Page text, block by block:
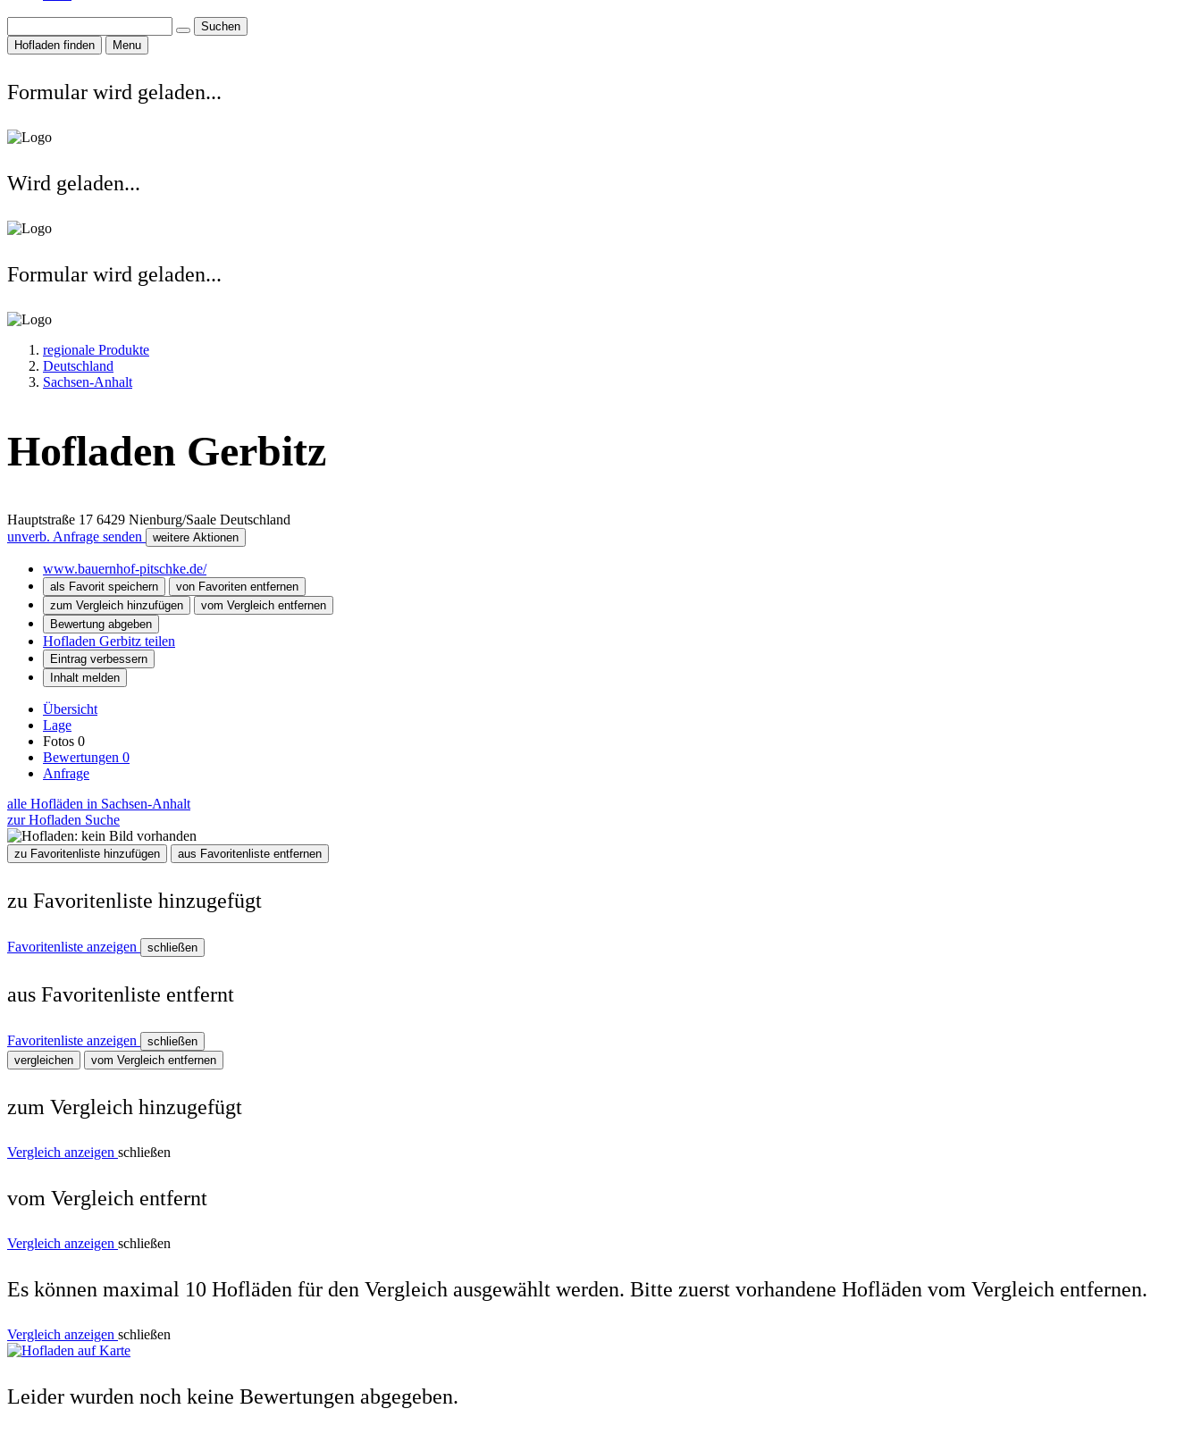
Suchen
Hofladen finden
Menu
Formular wird geladen...
Wird geladen...
Formular wird geladen...
regionale Produkte
Deutschland
Sachsen-Anhalt
Hofladen Gerbitz
Hauptstraße 17 6429 Nienburg/Saale Deutschland
unverb. Anfrage senden
weitere Aktionen
www.bauernhof-pitschke.de/
als Favorit speichern
von Favoriten entfernen
zum Vergleich hinzufügen
vom Vergleich entfernen
Bewertung abgeben
Hofladen Gerbitz teilen
Eintrag verbessern
Inhalt melden
Übersicht
Lage
Fotos 0
Bewertungen 0
Anfrage
alle Hofläden in Sachsen-Anhalt
zur Hofladen Suche
zu Favoritenliste hinzufügen aus Favoritenliste entfernen
zu Favoritenliste hinzugefügt
Favoritenliste anzeigen schließen
aus Favoritenliste entfernt
Favoritenliste anzeigen
schließen
vergleichen
vom Vergleich entfernen
zum Vergleich hinzugefügt
Vergleich anzeigen schließen
vom Vergleich entfernt
Vergleich anzeigen schließen
Es können maximal 10 Hofläden für den Vergleich ausgewählt werden. Bitte zuerst vorhandene Hofläden vom Vergleich entfernen.
Vergleich anzeigen schließen
Leider wurden noch keine Bewertungen abgegeben.